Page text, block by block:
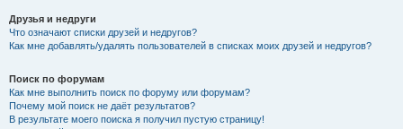
Друзья и недруги
Что означают списки друзей и недругов?
Как мне добавлять/удалять пользователей в списках моих друзей и недругов?
Поиск по форумам
Как мне выполнить поиск по форуму или форумам?
Почему мой поиск не даёт результатов?
В результате моего поиска я получил пустую страницу!